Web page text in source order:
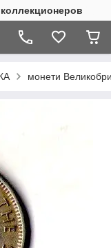
монети